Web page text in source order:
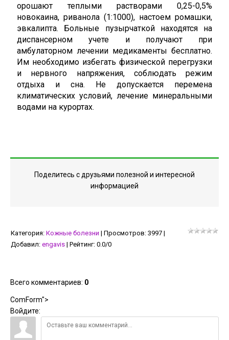
орошают теплыми растворами 0,25-0,5%
новокаина, риванола (1:1000), настоем ромашки,
эвкалипта. Больные пузырчаткой находятся на
диспансерном учете и получают при
амбулаторном лечении медикаменты бесплатно.
Им необходимо избегать физической перегрузки
и нервного напряжения, соблюдать режим
отдыха и сна. Не допускается перемена
климатических условий, лечение минеральными
водами на курортах.
Поделитесь с друзьями полезной и интересной
информацией
Категория: Кожные болезни | Просмотров: 3997 |
Добавил: engavis | Рейтинг: 0.0/0
Всего комментариев: 0
ComForm">
Войдите: